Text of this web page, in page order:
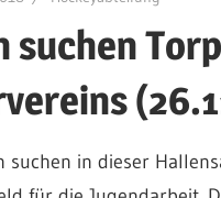
suchen
suchen in dieser